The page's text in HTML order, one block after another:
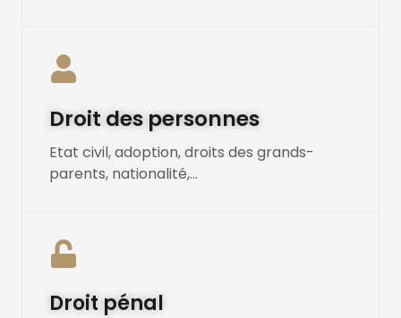
Droit des personnes
Etat civil, adoption, droits des grands-
parents, nationalité,...
Droit pénal